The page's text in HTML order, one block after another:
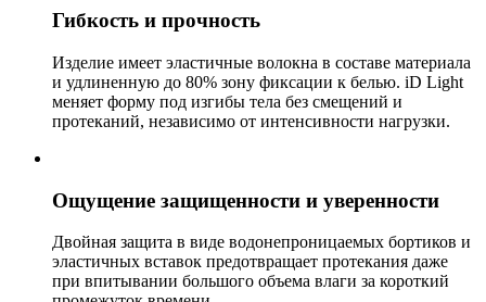
Гибкость и прочность
Изделие имеет эластичные волокна в составе материала
и удлиненную до 80% зону фиксации к белью. iD Light
меняет форму под изгибы тела без смещений и
протеканий, независимо от интенсивности нагрузки.
Ощущение защищенности и уверенности
Двойная защита в виде водонепроницаемых бортиков и
эластичных вставок предотвращает протекания даже
при впитывании большого объема влаги за короткий